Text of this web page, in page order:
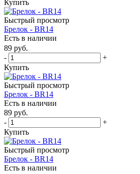
Купить
Быстрый просмотр
Брелок - BR14
Есть в наличии
89 руб.
-
+
Купить
Быстрый просмотр
Брелок - BR14
Есть в наличии
89 руб.
-
+
Купить
Быстрый просмотр
Брелок - BR14
Есть в наличии